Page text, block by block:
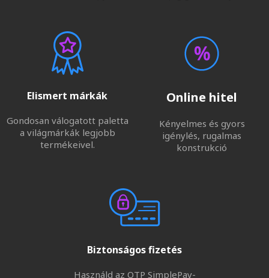
Elismert márkák
Gondosan válogatott paletta
a világmárkák legjobb
termékeivel.
Online hitel
Kényelmes és gyors
igénylés, rugalmas
konstrukció
Biztonságos fizetés
Használd az OTP SimplePay-